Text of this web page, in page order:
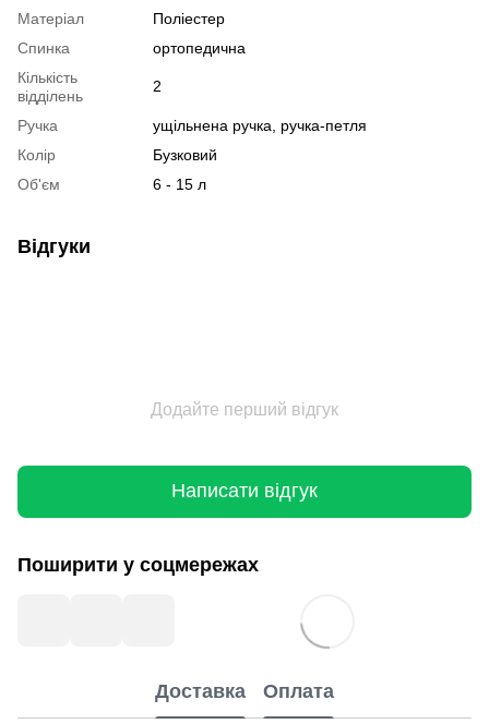
Матеріал
Поліестер
Спинка
ортопедична
Кількість
відділень
2
Ручка
ущільнена ручка, ручка-петля
Колір
Бузковий
Об'єм
6 - 15 л
Відгуки
Додайте перший відгук
Написати відгук
Поширити у соцмережах
Доставка Оплата